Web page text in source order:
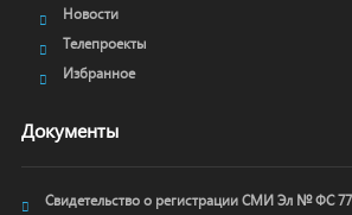
Новости
Телепроекты
Избранное
Документы
Свидетельство о регистрации СМИ Эл № ФС 77-